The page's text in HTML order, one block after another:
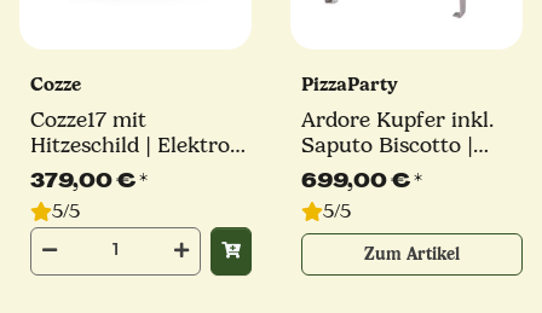
Cozze
Cozze17 mit
Hitzeschild | Elektro
Pizzaofen | Millarco
379,00 €*
5/5
PizzaParty
Ardore Kupfer inkl.
Saputo Biscotto |
550°
699,00 €*
5/5
Zum Artikel